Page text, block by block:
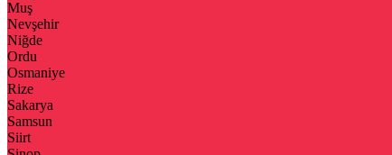
Muş
Nevşehir
Niğde
Ordu
Osmaniye
Rize
Sakarya
Samsun
Siirt